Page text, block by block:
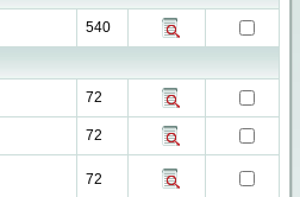
540
72
72
72